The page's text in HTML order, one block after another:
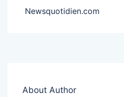
Newsquotidien.com
About Author